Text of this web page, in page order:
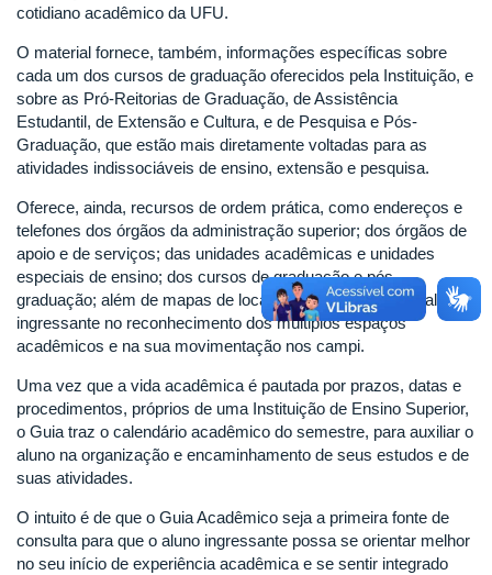
cotidiano acadêmico da UFU.
O material fornece, também, informações específicas sobre
cada um dos cursos de graduação oferecidos pela Instituição, e
sobre as Pró-Reitorias de Graduação, de Assistência
Estudantil, de Extensão e Cultura, e de Pesquisa e Pós-
Graduação, que estão mais diretamente voltadas para as
atividades indissociáveis de ensino, extensão e pesquisa.
Oferece, ainda, recursos de ordem prática, como endereços e
telefones dos órgãos da administração superior; dos órgãos de
apoio e de serviços; das unidades acadêmicas e unidades
especiais de ensino; dos cursos de graduação e pós-
graduação; além de mapas de localização, para ajudar o aluno
ingressante no reconhecimento dos múltiplos espaços
acadêmicos e na sua movimentação nos campi.
Uma vez que a vida acadêmica é pautada por prazos, datas e
procedimentos, próprios de uma Instituição de Ensino Superior,
o Guia traz o calendário acadêmico do semestre, para auxiliar o
aluno na organização e encaminhamento de seus estudos e de
suas atividades.
O intuito é de que o Guia Acadêmico seja a primeira fonte de
consulta para que o aluno ingressante possa se orientar melhor
no seu início de experiência acadêmica e se sentir integrado